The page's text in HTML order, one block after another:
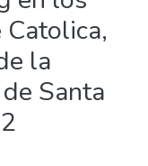
la
Santa